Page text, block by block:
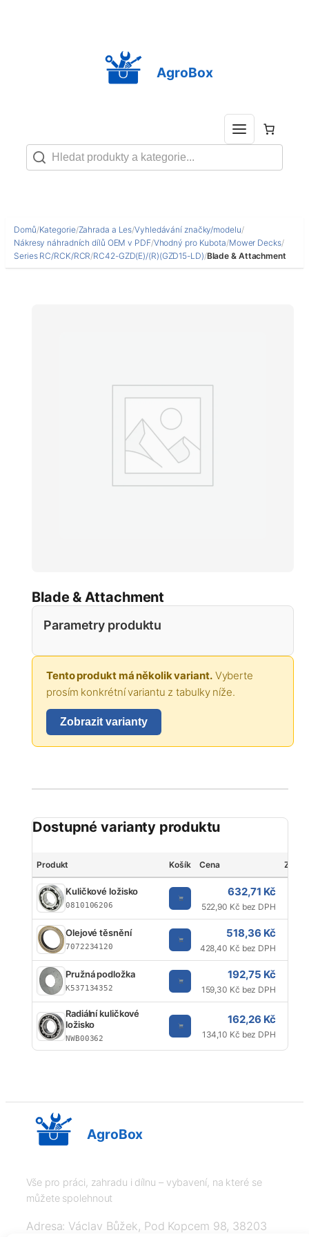
AgroBox
Domů/Kategorie/Zahrada a Les/Vyhledávání značky/modelu/
Nákresy náhradních dílů OEM v PDF/Vhodný pro Kubota/Mower Decks/
Series RC/RCK/RCR/RC42-GZD(E)/(R)(GZD15-LD)/Blade & Attachment
Blade & Attachment
Parametry produktu
Tento produkt má několik variant.Vyberte
prosím konkrétní variantu z tabulky níže.
Zobrazit varianty
Dostupné varianty produktu
Produkt Košík Cena
Kuličkové ložisko
0810106206
632,71 Kč
522,90 Kč bez DPH
Olejové těsnění
7072234120
518,36 Kč
428,40 Kč bez DPH
Pružná podložka
K537134352
192,75 Kč
159,30 Kč bez DPH
Radiální kuličkové
ložisko
NWB00362
162,26 Kč
134,10 Kč bez DPH
AgroBox
Vše pro práci, zahradu i dílnu – vybavení, na které se
můžete spolehnout
Adresa: Václav Bůžek, Pod Kopcem 98, 38203